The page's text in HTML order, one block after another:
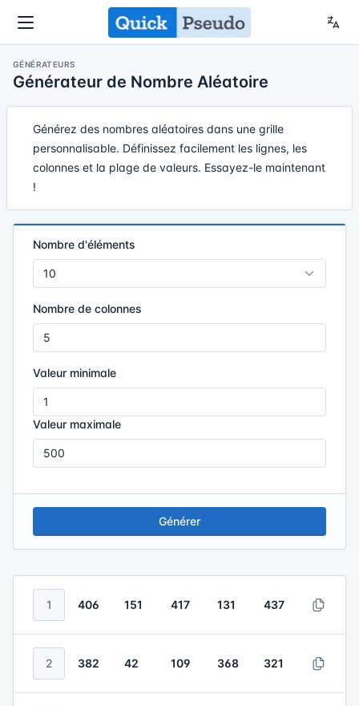
GÉNÉRATEURS
Générateur de Nombre Aléatoire
Générez des nombres aléatoires dans une grille
personnalisable. Définissez facilement les lignes, les
colonnes et la plage de valeurs. Essayez-le maintenant
!
Nombre d'éléments
Nombre de colonnes
Valeur minimale
Valeur maximale
Générer
1 406 151 417 131 437
2 382 42 109 368 321